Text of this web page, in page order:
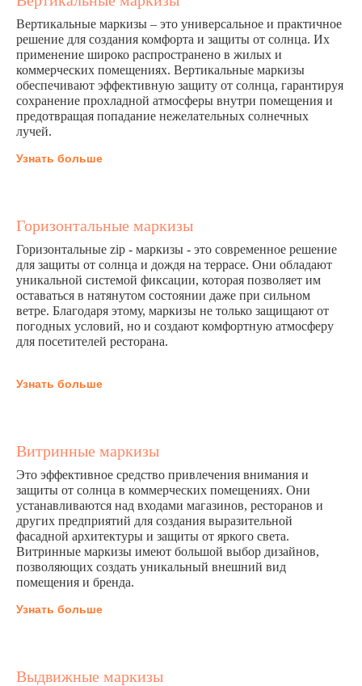
Вертикальные маркизы – это универсальное и практичное
решение для создания комфорта и защиты от солнца. Их
применение широко распространено в жилых и
коммерческих помещениях. Вертикальные маркизы
обеспечивают эффективную защиту от солнца, гарантируя
сохранение прохладной атмосферы внутри помещения и
предотвращая попадание нежелательных солнечных
лучей.
Узнать больше
Горизонтальные маркизы
Горизонтальные zip - маркизы - это современное решение
для защиты от солнца и дождя на террасе. Они обладают
уникальной системой фиксации, которая позволяет им
оставаться в натянутом состоянии даже при сильном
ветре. Благодаря этому, маркизы не только защищают от
погодных условий, но и создают комфортную атмосферу
для посетителей ресторана.
Узнать больше
Витринные маркизы
Это эффективное средство привлечения внимания и
защиты от солнца в коммерческих помещениях. Они
устанавливаются над входами магазинов, ресторанов и
других предприятий для создания выразительной
фасадной архитектуры и защиты от яркого света.
Витринные маркизы имеют большой выбор дизайнов,
позволяющих создать уникальный внешний вид
помещения и бренда.
Узнать больше
Выдвижные маркизы